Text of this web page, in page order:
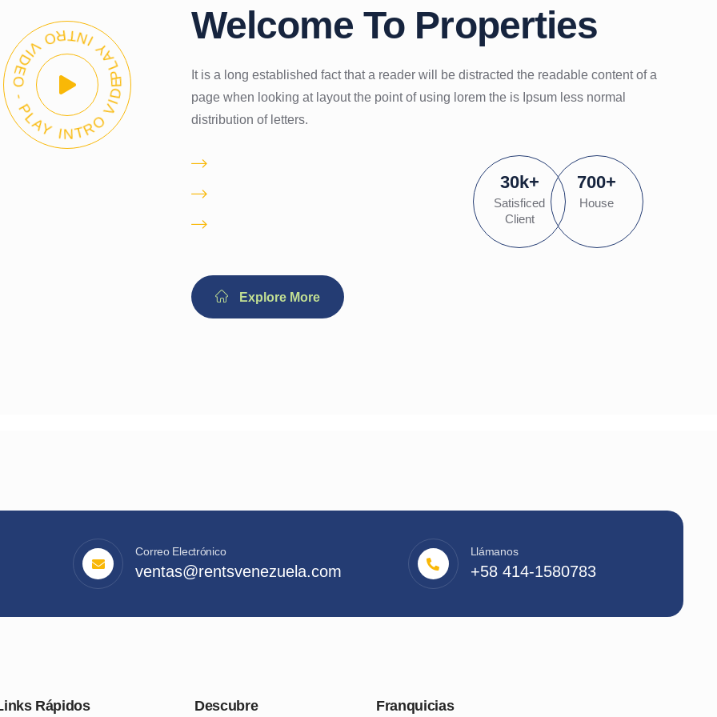
VIDEO - PLAY INTRO VIDEO - Welcome To Properties
It is a long established fact that a reader will be distracted the readable content of a
page when looking at layout the point of using lorem the is Ipsum less normal
distribution of letters.
30k+
Satisficed
Client
700+
House
Explore More
Correo Electrónico
ventas@rentsvenezuela.com
Llámanos
+58 414-1580783
Rápidos Descubre Franquicias